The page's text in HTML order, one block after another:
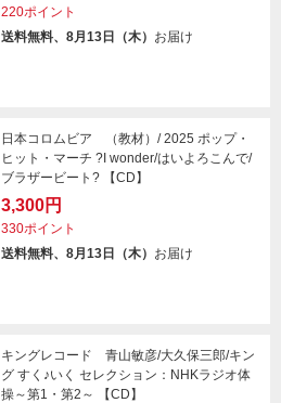
220ポイント
送料無料、8月13日（木） お届け
日本コロムビア （教材）/ 2025 ポップ・
ヒット・マーチ ?I wonder/はいよろこんで/
ブラザービート? 【CD】
3,300円
330ポイント
送料無料、8月13日（木） お届け
キングレコード 青山敏彦/大久保三郎/キン
グ すく♪いく セレクション：NHKラジオ体
操～第1・第2～ 【CD】